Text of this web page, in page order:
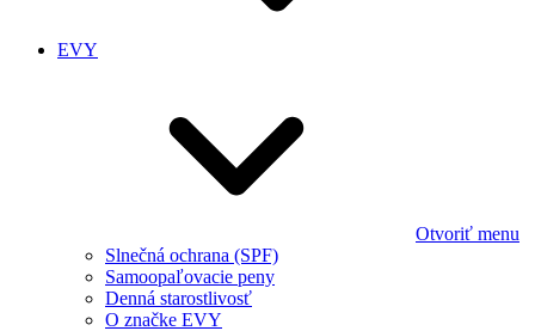
EVY
Otvoriť menu
Slnečná ochrana (SPF)
Samoopaľovacie peny
Denná starostlivosť
O značke EVY